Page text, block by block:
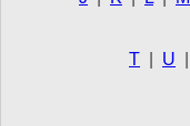
T U